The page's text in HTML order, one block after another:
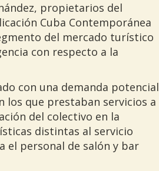
propietarios del
Cuba Contemporánea
del mercado turístico
con respecto a la
con una demanda potencial
los que prestaban servicios a
del colectivo en la
distintas al servicio
el personal de salón y bar